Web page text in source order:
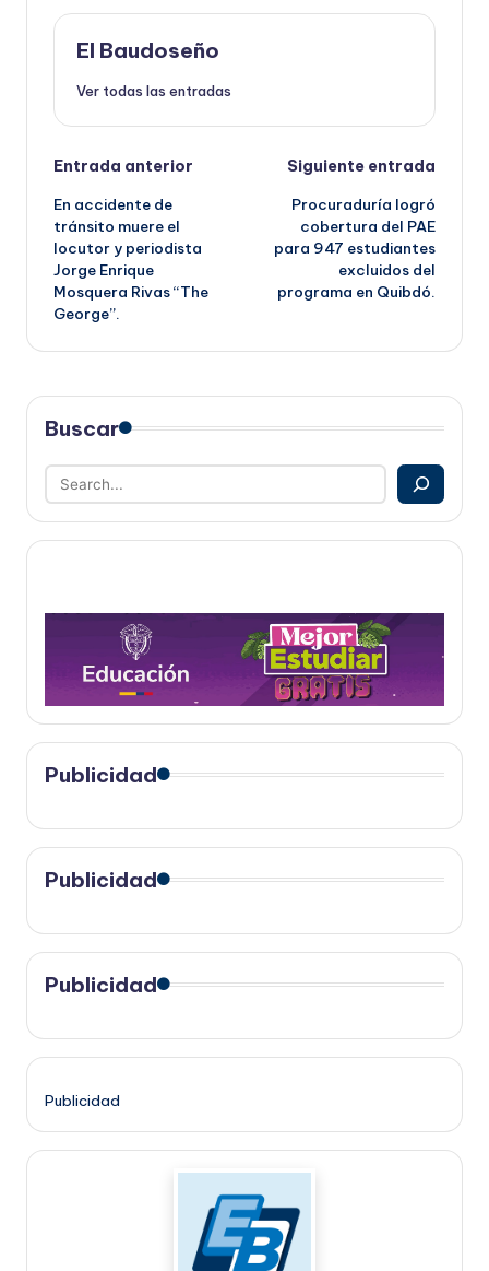
El Baudoseño
Ver todas las entradas
Navegación
de
entradas
Entrada anterior
En accidente de
tránsito muere el
locutor y periodista
Jorge Enrique
Mosquera Rivas “The
George”.
Siguiente entrada
Procuraduría logró
cobertura del PAE
para 947 estudiantes
excluidos del
programa en Quibdó.
Buscar
Publicidad
Publicidad
Publicidad
Publicidad